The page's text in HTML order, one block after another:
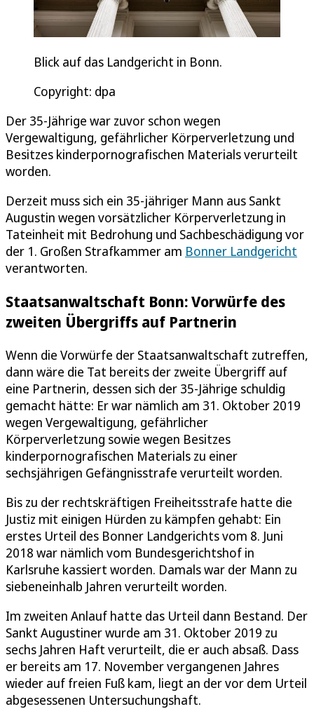
Blick auf das Landgericht in Bonn.
Copyright: dpa
Der 35-Jährige war zuvor schon wegen
Vergewaltigung, gefährlicher Körperverletzung und
Besitzes kinderpornografischen Materials verurteilt
worden.
Derzeit muss sich ein 35-jähriger Mann aus Sankt
Augustin wegen vorsätzlicher Körperverletzung in
Tateinheit mit Bedrohung und Sachbeschädigung vor
der 1. Großen Strafkammer am Bonner Landgericht
verantworten.
Staatsanwaltschaft Bonn: Vorwürfe des
zweiten Übergriffs auf Partnerin
Wenn die Vorwürfe der Staatsanwaltschaft zutreffen,
dann wäre die Tat bereits der zweite Übergriff auf
eine Partnerin, dessen sich der 35-Jährige schuldig
gemacht hätte: Er war nämlich am 31. Oktober 2019
wegen Vergewaltigung, gefährlicher
Körperverletzung sowie wegen Besitzes
kinderpornografischen Materials zu einer
sechsjährigen Gefängnisstrafe verurteilt worden.
Bis zu der rechtskräftigen Freiheitsstrafe hatte die
Justiz mit einigen Hürden zu kämpfen gehabt: Ein
erstes Urteil des Bonner Landgerichts vom 8. Juni
2018 war nämlich vom Bundesgerichtshof in
Karlsruhe kassiert worden. Damals war der Mann zu
siebeneinhalb Jahren verurteilt worden.
Im zweiten Anlauf hatte das Urteil dann Bestand. Der
Sankt Augustiner wurde am 31. Oktober 2019 zu
sechs Jahren Haft verurteilt, die er auch absaß. Dass
er bereits am 17. November vergangenen Jahres
wieder auf freien Fuß kam, liegt an der vor dem Urteil
abgesessenen Untersuchungshaft.